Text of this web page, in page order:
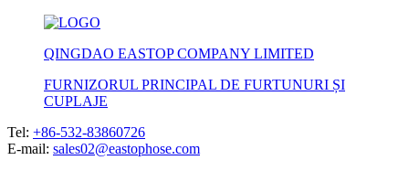
QINGDAO EASTOP COMPANY LIMITED
FURNIZORUL PRINCIPAL DE FURTUNURI ȘI
CUPLAJE
Tel: +86-532-83860726
E-mail: sales02@eastophose.com